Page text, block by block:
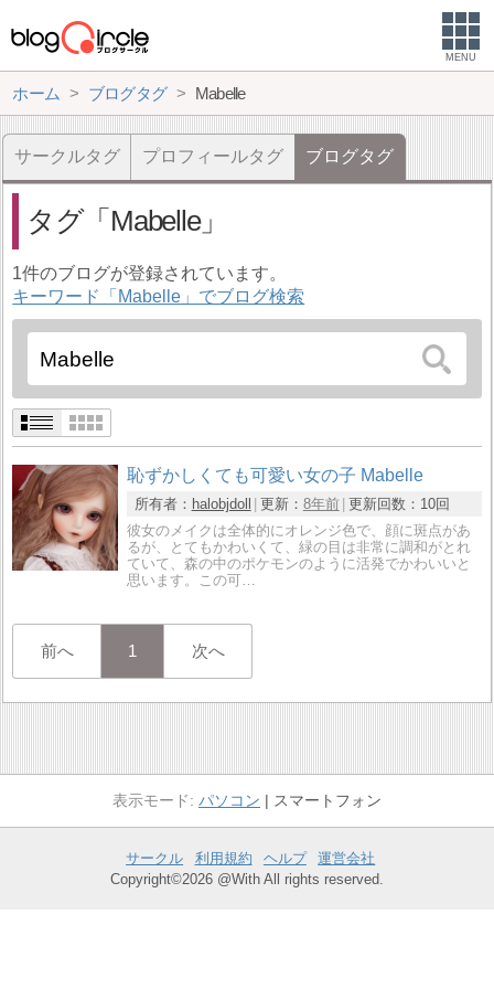
MENU
ホーム ブログタグ Mabelle
サークルタグ プロフィールタグ ブログタグ
タグ Mabelle
1件のブログが登録されています。
キーワード「Mabelle」でブログ検索
恥ずかしくても可愛い女の子 Mabelle
所有者： halobjdoll 更新： 8年前 更新回数： 10回
彼女のメイクは全体的にオレンジ色で、顔に斑点があ
るが、とてもかわいくて、緑の目は非常に調和がとれ
ていて、森の中のポケモンのように活発でかわいいと
思います。この可…
前へ 1 次へ
パソコン スマートフォン
サークル 利用規約 ヘルプ
運営会社
Copyright©2026 @With All rights reserved.